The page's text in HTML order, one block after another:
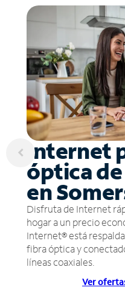
Internet
óptica
en
Disfruta de Internet
hogar a un precio
Internet® está
fibra óptica y
líneas coaxiales.
Ver